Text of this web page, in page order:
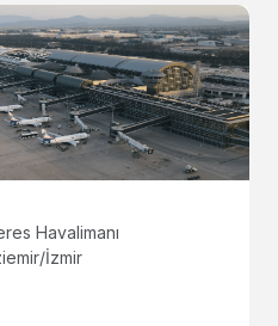
Havalimanı
İzmir